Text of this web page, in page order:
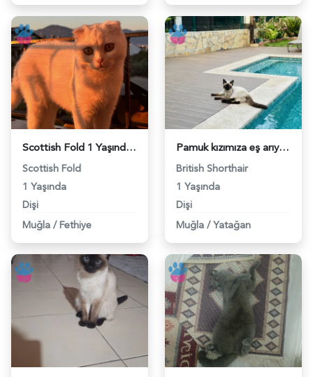
Scottish Fold 1 Yaşında Dişi Kızgınlıkta - 118984446
Scottish Fold
1 Yaşında
Dişi
Muğla / Fethiye
Pamuk kızımıza eş arıyoruz - 118984410
British Shorthair
1 Yaşında
Dişi
Muğla / Yatağan